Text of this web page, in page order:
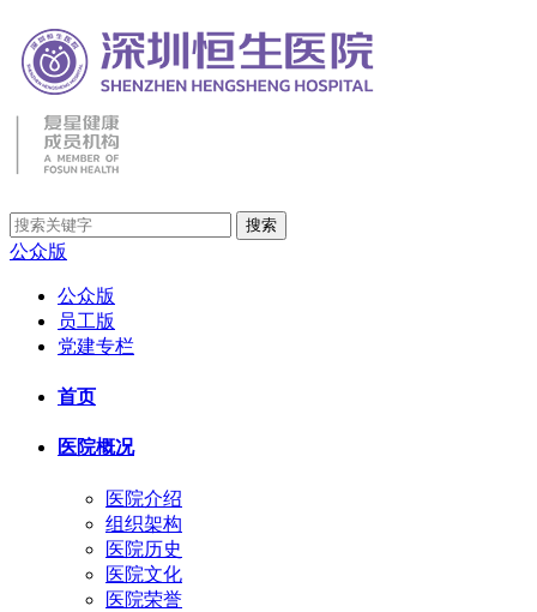
公众版
公众版
员工版
党建专栏
首页
医院概况
医院介绍
组织架构
医院历史
医院文化
医院荣誉